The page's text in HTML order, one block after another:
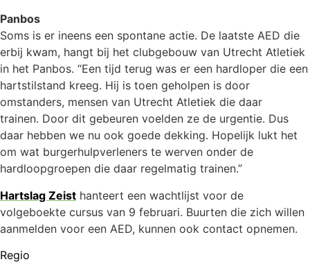
Panbos
Soms is er ineens een spontane actie. De laatste AED die
erbij kwam, hangt bij het clubgebouw van Utrecht Atletiek
in het Panbos. “Een tijd terug was er een hardloper die een
hartstilstand kreeg. Hij is toen geholpen is door
omstanders, mensen van Utrecht Atletiek die daar
trainen. Door dit gebeuren voelden ze de urgentie. Dus
daar hebben we nu ook goede dekking. Hopelijk lukt het
om wat burgerhulpverleners te werven onder de
hardloopgroepen die daar regelmatig trainen.”
Hartslag Zeist hanteert een wachtlijst voor de
volgeboekte cursus van 9 februari. Buurten die zich willen
aanmelden voor een AED, kunnen ook contact opnemen.
Regio